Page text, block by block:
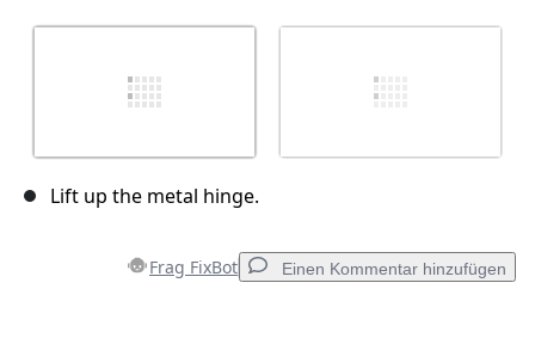
Lift up the metal hinge.
Frag FixBot Einen Kommentar hinzufügen